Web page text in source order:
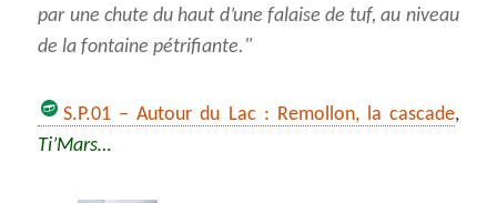
par une chute du haut d’une falaise de tuf, au niveau
de la fontaine pétrifiante.
S.P.01 – Autour du Lac : Remollon, la cascade,
Ti’Mars…